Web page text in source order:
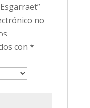
no
con *